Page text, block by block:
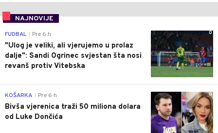
NAJNOVIJE
0
FUDBAL Pre 6 h
"Ulog je veliki, ali vjerujemo u prolaz
dalje": Sandi Ogrinec svjestan šta nosi
revanš protiv Vitebska
0
KOŠARKA Pre 6 h
Bivša vjerenica traži 50 miliona dolara
od Luke Dončića